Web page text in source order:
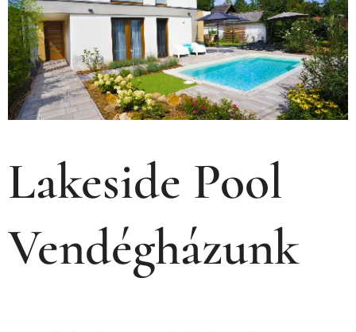
Lakeside Pool
Vendégházunk